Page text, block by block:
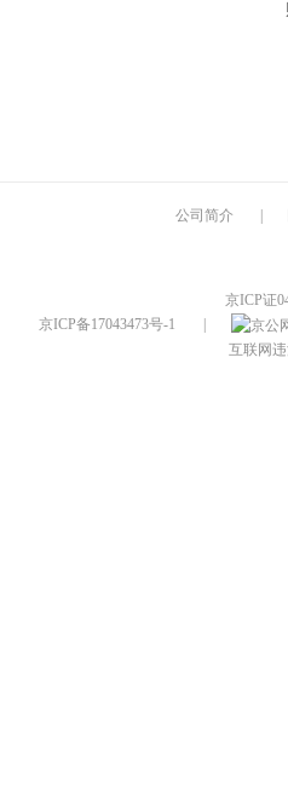
公司简介
京ICP证
京ICP备17043473号-1
互联网